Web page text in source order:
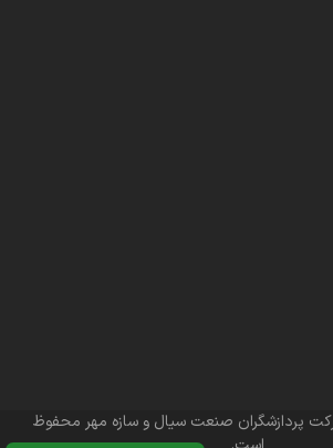
پردازشگران صنعت سیال و سازه مهر محفوظ